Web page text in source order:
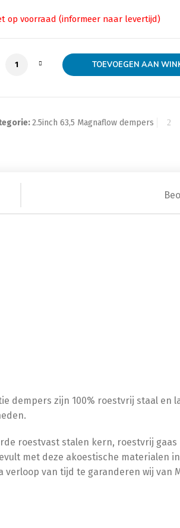
Magna Flow Maxi demper duo 2.5 inch
TOEVOEGEN AAN
2.5inch 63,5 Magnaflow dempers
dempers zijn 100% roestvrij staal
roestvast stalen kern, roestvrij gaas
met deze akoestische materialen
van tijd te garanderen wij van